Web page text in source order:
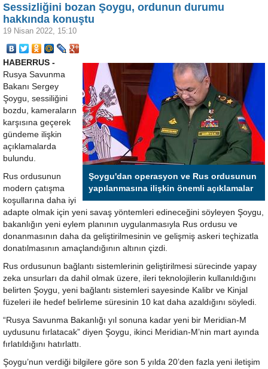
Sessizliğini bozan Şoygu, ordunun durumu
hakkında konuştu
19 Nisan 2022, 15:10
Şoygu'dan operasyon ve Rus ordusunun
yapılanmasına ilişkin önemli açıklamalar
HABERRUS -
Rusya Savunma
Bakanı Sergey
Şoygu, sessiliğini
bozdu, kameraların
karşısına geçerek
gündeme ilişkin
açıklamalarda
bulundu.
Rus ordusunun
modern çatışma
koşullarına daha iyi
adapte olmak için yeni savaş yöntemleri edineceğini söyleyen Şoygu,
bakanlığın yeni eylem planının uygulanmasıyla Rus ordusu ve
donanmasının daha da geliştirilmesinin ve gelişmiş askeri teçhizatla
donatılmasının amaçlandığının altının çizdi.
Rus ordusunun bağlantı sistemlerinin geliştirilmesi sürecinde yapay
zeka unsurları da dahil olmak üzere, ileri teknolojilerin kullanıldığını
belirten Şoygu, yeni bağlantı sistemleri sayesinde Kalibr ve Kinjal
füzeleri ile hedef belirleme süresinin 10 kat daha azaldığını söyledi.
“Rusya Savunma Bakanlığı yıl sonuna kadar yeni bir Meridian-M
uydusunu fırlatacak” diyen Şoygu, ikinci Meridian-M’nin mart ayında
fırlatıldığını hatırlattı.
Şoygu’nun verdiği bilgilere göre son 5 yılda 20’den fazla yeni iletişim